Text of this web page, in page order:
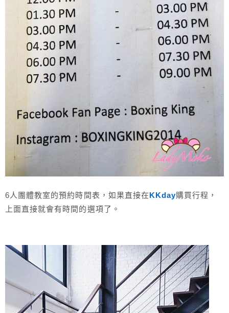
6人團體教室的預約時間表，如果直接在KKday購買行程，
上面直接就會有時間的選項了。